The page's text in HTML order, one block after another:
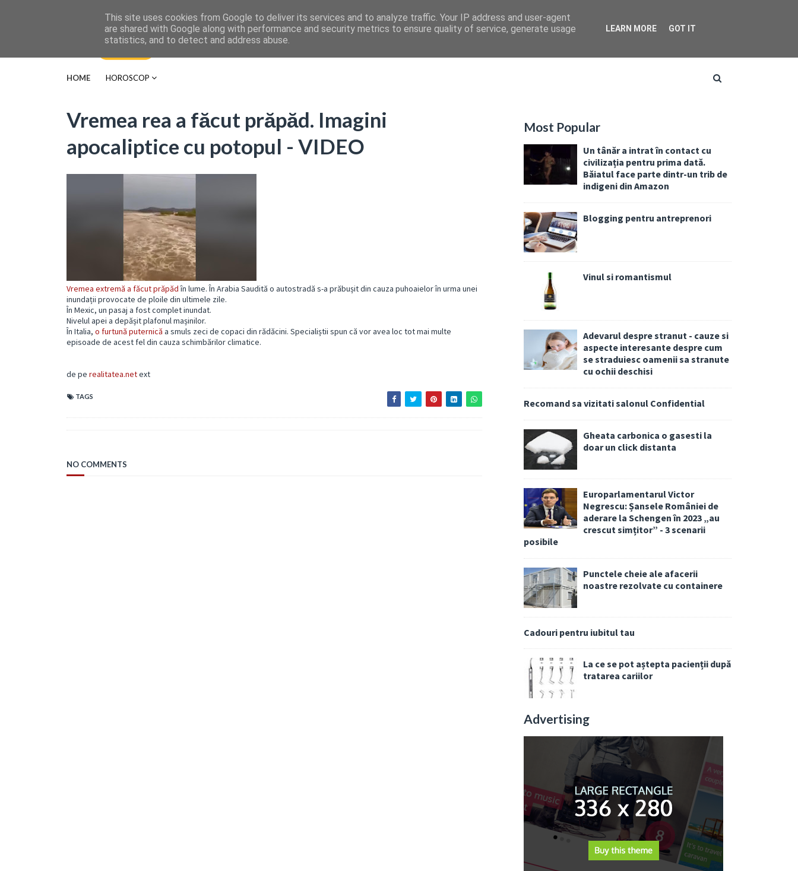
HOME HOROSCOP
Vremea rea a făcut prăpăd. Imagini
apocaliptice cu potopul - VIDEO
Vremea extremă a făcut prăpădîn lume. În Arabia Saudită o autostradă s-a prăbușit din cauza puhoaielor în urma unei
inundații provocate de ploile din ultimele zile.
În Mexic, un pasaj a fost complet inundat.
Nivelul apei a depășit plafonul mașinilor.
În Italia, o furtună puternică a smuls zeci de copaci din rădăcini. Specialiștii spun că vor avea loc tot mai multe
episoade de acest fel din cauza schimbărilor climatice.
de pe realitatea.netext
TAGS
NO COMMENTS
Most Popular
Un tânăr a intrat în contact cu
civilizația pentru prima dată.
Băiatul face parte dintr-un trib de
indigeni din Amazon
Blogging pentru antreprenori
Vinul si romantismul
Adevarul despre stranut - cauze si
aspecte interesante despre cum
se straduiesc oamenii sa stranute
cu ochii deschisi
Recomand sa vizitati salonul Confidential
Gheata carbonica o gasesti la
doar un click distanta
Europarlamentarul Victor
Negrescu: Șansele României de
aderare la Schengen în 2023 „au
crescut simțitor” - 3 scenarii
posibile
Punctele cheie ale afacerii
noastre rezolvate cu containere
Cadouri pentru iubitul tau
La ce se pot aștepta pacienții după
tratarea cariilor
Advertising
This site uses cookies from Google to deliver its services and to analyze traffic. Your IP address and user-agent
are shared with Google along with performance and security metrics to ensure quality of service, generate usage
statistics, and to detect and address abuse.
LEARN MORE GOT IT